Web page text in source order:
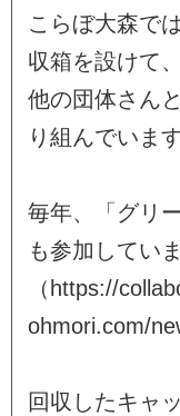
こ らぼ大森では
収箱を設けて、
他の団体さ んと
り 組 んでい ま
毎年、 「 グリ
も参加 してい ま
（ https://co ab
ohmori.com/ne
回収 したキ ャ ッ